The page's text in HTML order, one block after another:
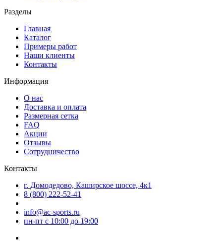
Разделы
Главная
Каталог
Примеры работ
Наши клиенты
Контакты
Информация
О нас
Доставка и оплата
Размерная сетка
FAQ
Акции
Отзывы
Сотрудничество
Контакты
г. Домодедово, Каширское шоссе, 4к1
8 (800) 222-52-41
info@ac-sports.ru
пн-пт c 10:00 до 19:00